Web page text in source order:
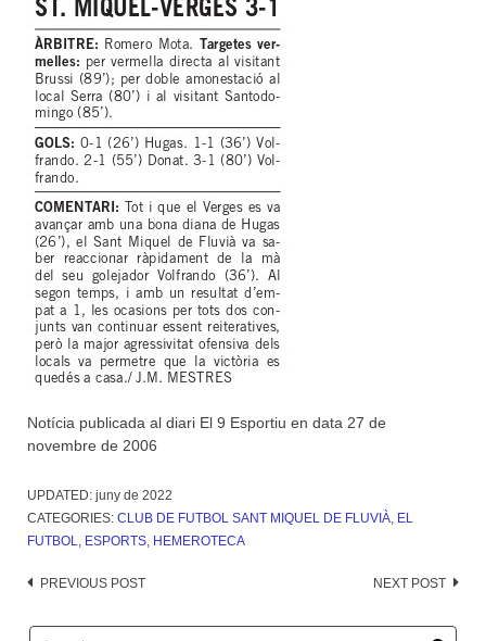
Notícia publicada al diari El 9 Esportiu en data 27 de
novembre de 2006
UPDATED: juny de 2022
CATEGORIES: CLUB DE FUTBOL SANT MIQUEL DE FLUVIÀ, EL
FUTBOL, ESPORTS, HEMEROTECA
Post
PREVIOUS POST NEXT POST